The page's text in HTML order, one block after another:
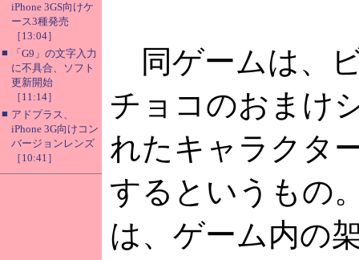
iPhone 3GS向けケ
ース3種発売
［13:04］
■
「G9」の文字入力
に不具合、ソフト
更新開始
［11:14］
■ アドプラス、
iPhone 3G向けコン
バージョンレンズ
［10:41］
同ゲームは、
チョコのおまけ
れたキャラクタ
するというもの
は、ゲーム内の